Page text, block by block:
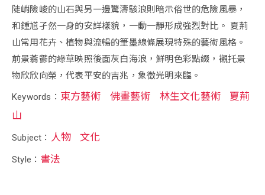
陡峭險峻的山石與另一邊驚濤駭浪則暗示俗世的危險風暴，
和鍾馗孑然一身的安詳樣貌，一動一靜形成強烈對比。 夏荊
山常用花卉、植物與流暢的筆墨線條展現特殊的藝術風格。
前景蓊鬱的綠草映照後面灰白海浪，鮮明色彩點綴，襯托景
物欣欣向榮，代表平安的吉兆，象徵光明來臨。
Keywords： 東方藝術 佛畫藝術 林生文化藝術
夏荊
山
Subject： 人物 文化
Style： 書法